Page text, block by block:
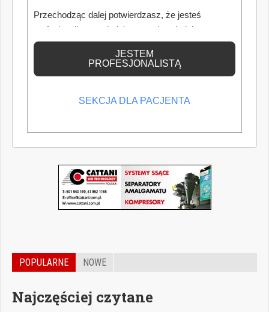
POPULARNE NOWE
Najczęściej czytane
Przechodząc dalej potwierdzasz, że jesteś
profesjonalistą posiadającym odpowiednią
wiedzę medyczną.
JESTEM
PROFESJONALISTĄ
SEKCJA DLA PACJENTA